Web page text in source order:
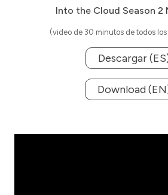
Into the Cloud Season 2
(video de 30 minutos de todos los
Descargar
Download